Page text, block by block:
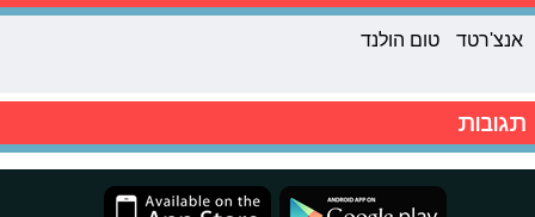
אנצ'רטד טום הולנד
תגובות